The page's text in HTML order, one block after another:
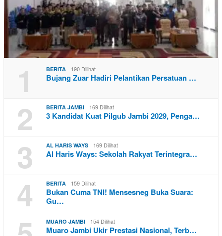
1 BERITA 190 Dilihat
Bujang Zuar Hadiri Pelantikan Persatuan …
2 BERITA JAMBI 169 Dilihat
3 Kandidat Kuat Pilgub Jambi 2029, Penga…
3 AL HARIS WAYS 169 Dilihat
Al Haris Ways: Sekolah Rakyat Terintegra…
4 BERITA 159 Dilihat
Bukan Cuma TNI! Mensesneg Buka Suara:
Gu…
MUARO JAMBI 154 Dilihat
Muaro Jambi Ukir Prestasi Nasional, Terb…